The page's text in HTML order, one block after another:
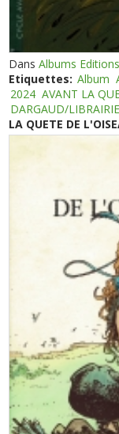
DansAlbums
Etiquettes: Album
2024 AVANT LA
DARGAUD/
LA QUETE DE